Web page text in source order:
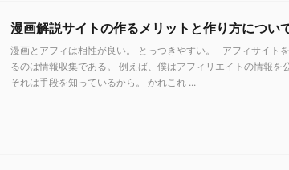
漫画解説サイトの作るメリットと作り方について
漫画とアフィは相性が良い。 とっつきやすい。 アフィサイト
るのは情報収集である。 例えば、僕はアフィリエイトの情報を
それは手段を知っているから。 かれこれ ...